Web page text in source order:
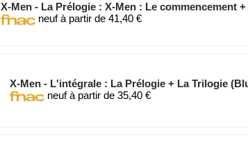
X-Men - La Prélogie : X-Men : Le commencement
neuf à partir de 41,40 €
X-Men - L'intégrale : La Prélogie + La Trilogie
neuf à partir de 35,40 €